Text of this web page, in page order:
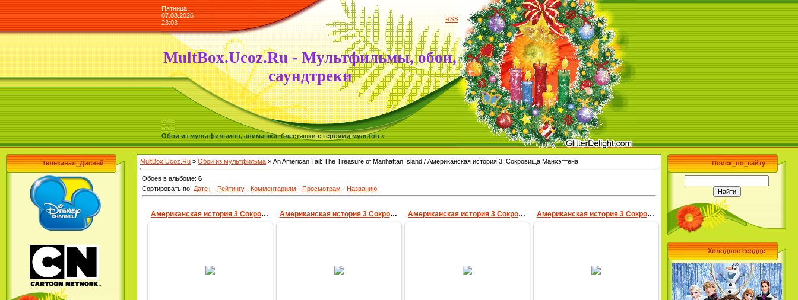
Пятница
07.08.2026
23:03
RSS
MultBox.Ucoz.Ru - Мультфильмы, обои,
саундтреки
Обои из мультфильмов, анимашки, блестяшки с героями мультов »
Телеканал_Дисней MultBox.Ucoz.Ru » Обои из мультфильма » An American Tail: The Treasure of Manhattan Island / Американская история 3: Сокровища Манхэттена
Обоев в альбоме: 6
Сортировать по: Дате · Рейтингу · Комментариям · Просмотрам · Названию
Американская история 3 Сокровища острова Манхэттен Американская история 3 Сокровища острова Манхэттен Американская история 3 Сокровища острова Манхэттен Американская история 3 Сокровища острова Манхэттен
Поиск_по_сайту
Холодное сердце